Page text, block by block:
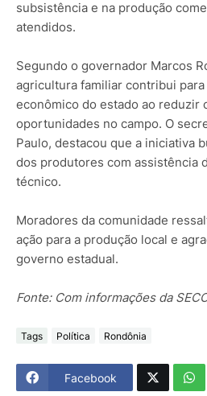
subsistência e na produção
atendidos.
Segundo o governador Marcos
agricultura familiar contribui
econômico do estado ao reduzir
oportunidades no campo. O
Paulo, destacou que a iniciativa
dos produtores com assistência
técnico.
Moradores da comunidade
ação para a produção local e
governo estadual.
Fonte: Com informações da
Tags Política Rondônia
Facebook